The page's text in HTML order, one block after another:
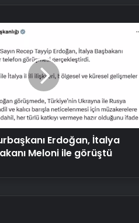
Samsun’da ‘Adalet Zinciri’ Etkinliği
: Dijital Medya Ajansı, Google
Ajansı, SEO Ajansı ve Web
Ajansı
Nedir ? Uetds.com İle Akıllı
Dijital Taşımacılık Yazılımı
Erdoğan, İtalya
Meloni ile görüştü